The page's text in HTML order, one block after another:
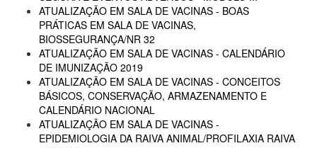
ATUALIZAÇÃO EM SALA DE VACINAS - BOAS
PRÁTICAS EM SALA DE VACINAS,
BIOSSEGURANÇA/NR 32
ATUALIZAÇÃO EM SALA DE VACINAS - CALENDÁRIO
DE IMUNIZAÇÃO 2019
ATUALIZAÇÃO EM SALA DE VACINAS - CONCEITOS
BÁSICOS, CONSERVAÇÃO, ARMAZENAMENTO E
CALENDÁRIO NACIONAL
ATUALIZAÇÃO EM SALA DE VACINAS -
EPIDEMIOLOGIA DA RAIVA ANIMAL/PROFILAXIA RAIVA